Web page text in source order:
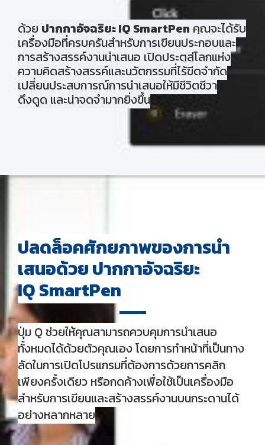
ด้วย ปากกาอัจฉริยะ IQ SmartPen คุณจะได้รับ
เครื่องมือที่ครบครันสำหรับการเขียนประกอบและ
การสร้างสรรค์งานนำเสนอ เปิดประตูสู่โลกแห่ง
ความคิดสร้างสรรค์และนวัตกรรมที่ไร้ขีดจำกัด
เปลี่ยนประสบการณ์การนำเสนอให้มีชีวิตชีวา
ดึงดูด และน่าจดจำมากยิ่งขึ้น
ปลดล็อคศักยภาพของการนำ
เสนอด้วย ปากกาอัจฉริยะ
IQ SmartPen
ปุ่ม Q ช่วยให้คุณสามารถควบคุมการนำเสนอ
ทั้งหมดได้ด้วยตัวคุณเอง โดยการทำหน้าที่เป็นทาง
ลัดในการเปิดโปรแกรมที่ต้องการด้วยการคลิก
เพียงครั้งเดียว หรือกดค้างเพื่อใช้เป็นเครื่องมือ
สำหรับการเขียนและสร้างสรรค์งานบนกระดานได้
อย่างหลากหลาย